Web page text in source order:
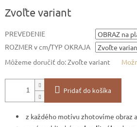
cena:
Zvoľte variant
PREVEDENIE
ROZMER v cm/TYP OKRAJA
Môžeme doručiť do:Zvoľte variant
Pridať do košíka
z každého motívu zhotovíme obraz